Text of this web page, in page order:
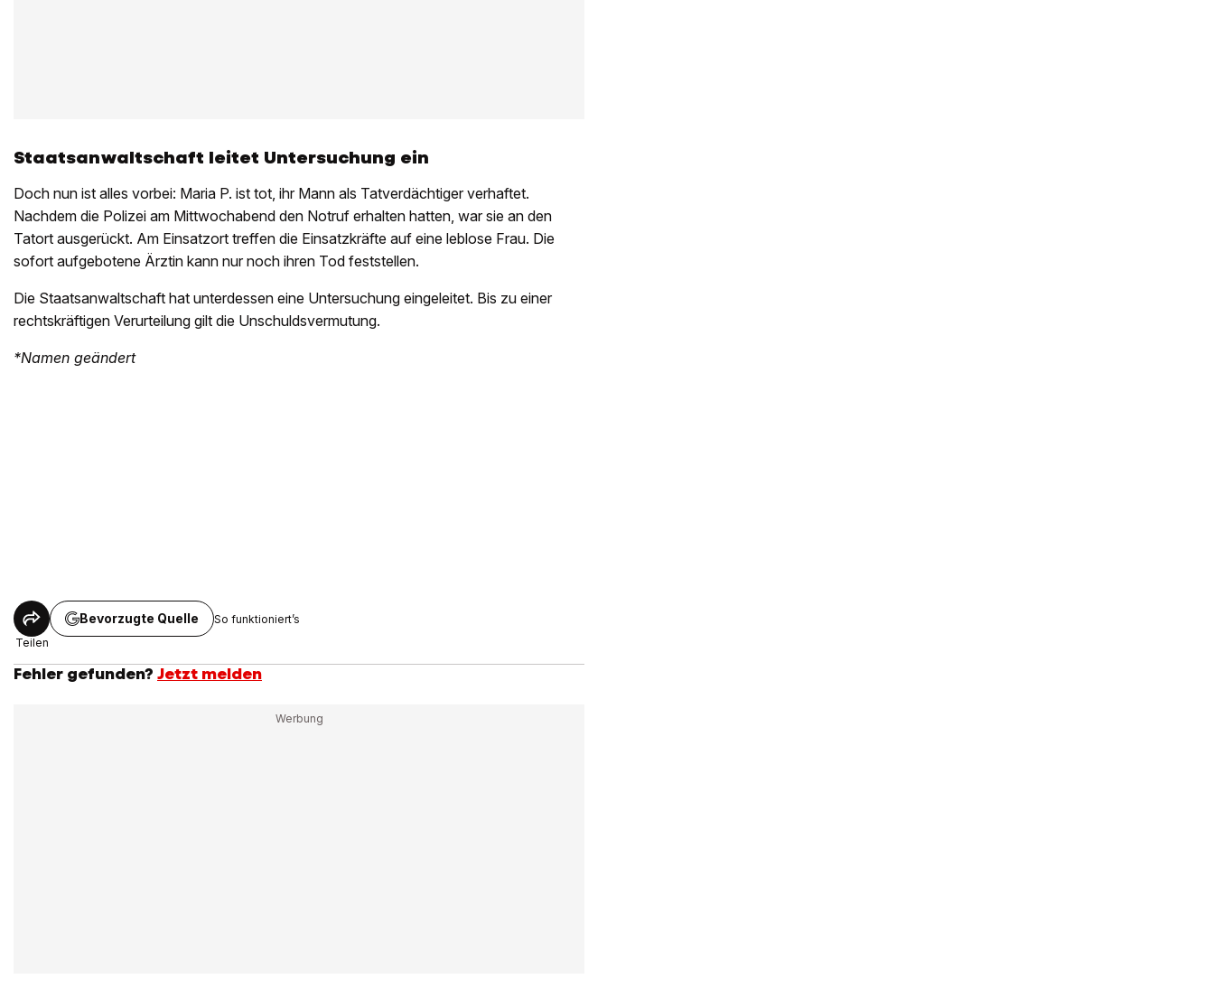
Staatsanwaltschaft leitet Untersuchung ein
Doch nun ist alles vorbei: Maria P. ist tot, ihr Mann als Tatverdächtiger verhaftet.
Nachdem die Polizei am Mittwochabend den Notruf erhalten hatten, war sie an den
Tatort ausgerückt. Am Einsatzort treffen die Einsatzkräfte auf eine leblose Frau. Die
sofort aufgebotene Ärztin kann nur noch ihren Tod feststellen.
Die Staatsanwaltschaft hat unterdessen eine Untersuchung eingeleitet. Bis zu einer
rechtskräftigen Verurteilung gilt die Unschuldsvermutung.
*Namen geändert
Teilen
Bevorzugte Quelle So funktioniert’s
Fehler gefunden? Jetzt melden